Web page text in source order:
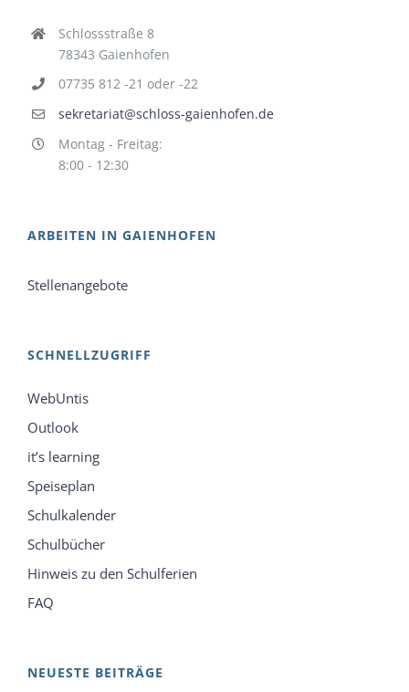
Schlossstraße 8
78343 Gaienhofen
07735 812 -21 oder -22
sekretariat@schloss-gaienhofen.de
Montag - Freitag:
8:00 - 12:30
ARBEITEN IN GAIENHOFEN
Stellenangebote
SCHNELLZUGRIFF
WebUntis
Outlook
it’s learning
Speiseplan
Schulkalender
Schulbücher
Hinweis zu den Schulferien
FAQ
NEUESTE BEITRÄGE